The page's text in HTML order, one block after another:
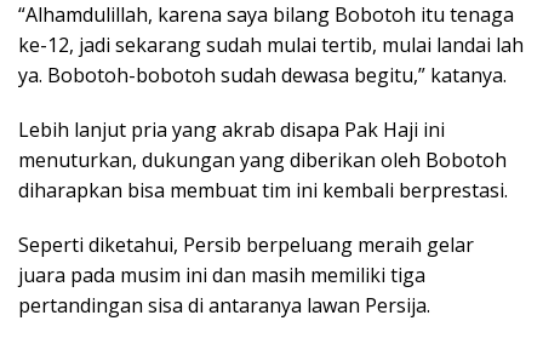
“Alhamdulillah, karena saya bilang Bobotoh itu tenaga
ke-12, jadi sekarang sudah mulai tertib, mulai landai lah
ya. Bobotoh-bobotoh sudah dewasa begitu,” katanya.
Lebih lanjut pria yang akrab disapa Pak Haji ini
menuturkan, dukungan yang diberikan oleh Bobotoh
diharapkan bisa membuat tim ini kembali berprestasi.
Seperti diketahui, Persib berpeluang meraih gelar
juara pada musim ini dan masih memiliki tiga
pertandingan sisa di antaranya lawan Persija.